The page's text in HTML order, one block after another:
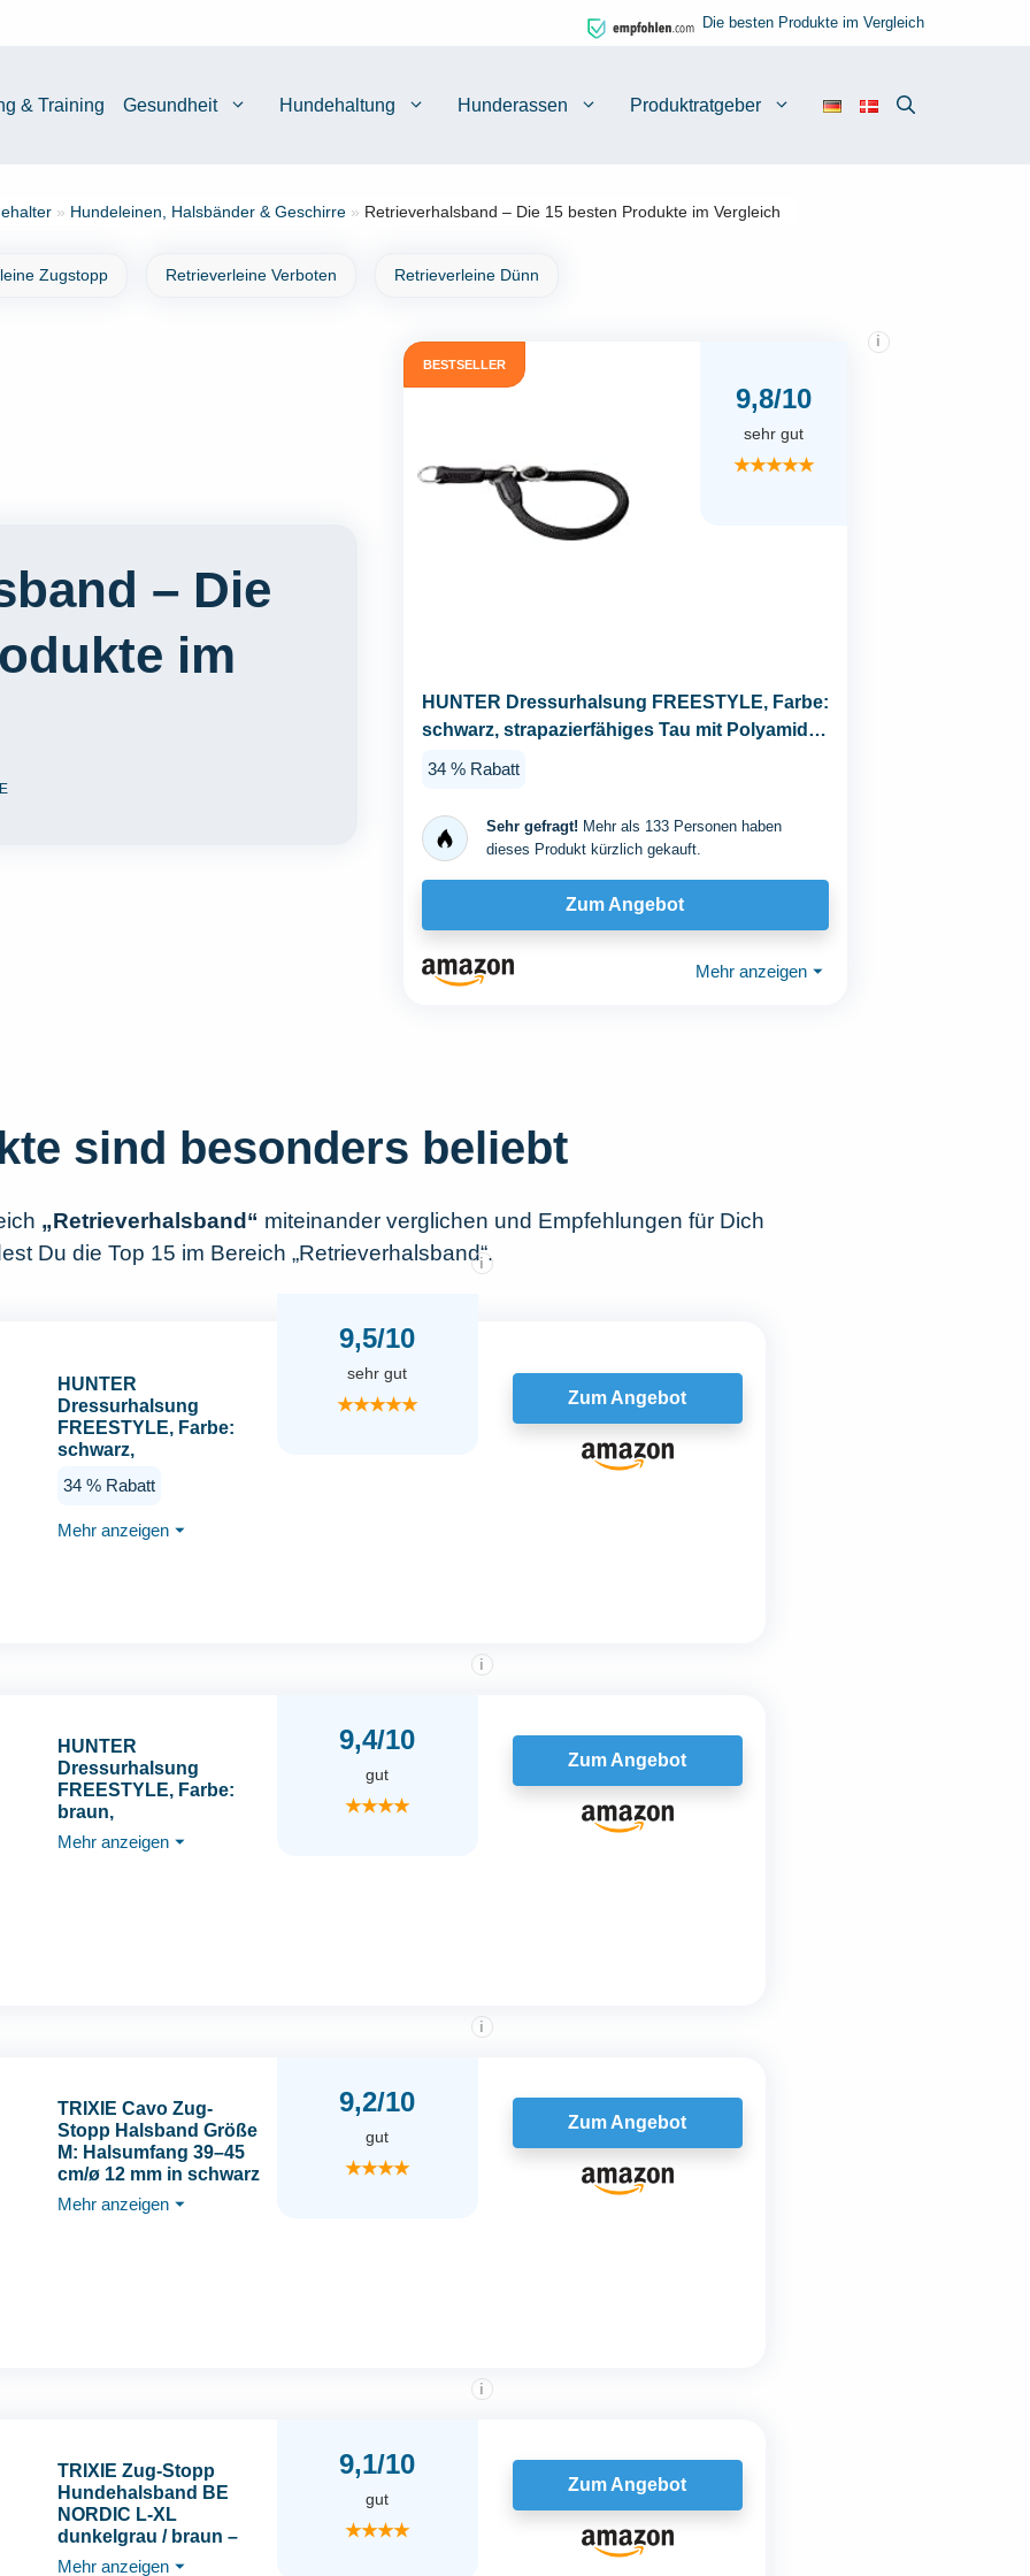
Die besten Produkte im Vergleich
& Training Gesundheit Hundehaltung Hunderassen Produktratgeber
» Hundeleinen, Halsbänder & Geschirre » Retrieverhalsband – Die 15 besten Produkte im Vergleich
Zugstopp Retrieverleine Verboten Retrieverleine Dünn
– Die
im
BESTSELLER
9,8/10
i
sehr gut
★★★★★
HUNTER Dressurhalsung FREESTYLE, Farbe:
schwarz, strapazierfähiges Tau mit Polyamid-
34 % Rabatt
Sehr gefragt! Mehr als 133 Personen haben
dieses Produkt kürzlich gekauft.
Zum Angebot
Mehr anzeigen ⏷
sind besonders beliebt
„Retrieverhalsband“ miteinander verglichen und Empfehlungen für Dich
Du die Top 15 im Bereich „Retrieverhalsband“.
HUNTER
Dressurhalsung
FREESTYLE, Farbe:
schwarz,
mit Polyamid-Kern,
wetterfest &
34 % Rabatt
Mehr anzeigen ⏷
9,5/10
i
sehr gut
★★★★★ Zum Angebot
HUNTER
Dressurhalsung
FREESTYLE, Farbe:
braun,
strapazierfähiges Tau
mit Polyamid-Kern,
Mehr anzeigen ⏷
9,4/10
i
gut
★★★★
Zum Angebot
TRIXIE Cavo Zug-
Stopp Halsband Größe
M: Halsumfang 39–45
cm/ø 12 mm in schwarz
- Hundehalsband aus
Gurtband für
Mehr anzeigen ⏷
9,2/10
i
gut
★★★★
Zum Angebot
TRIXIE Zug-Stopp
Hundehalsband BE
NORDIC L-XL
dunkelgrau / braun –
bequemes
Mehr anzeigen ⏷
9,1/10
i
gut
★★★★
Zum Angebot